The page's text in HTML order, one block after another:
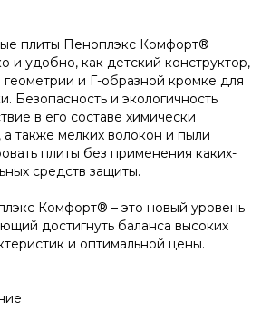
плиты Пеноплэкс Комфорт®
и удобно, как детский конструктор,
геометрии и Г-образной кромке для
Безопасность и экологичность
в его составе химически
также мелких волокон и пыли
плиты без применения каких-
средств защиты.
Комфорт® – это новый уровень
достигнуть баланса высоких
и оптимальной цены.